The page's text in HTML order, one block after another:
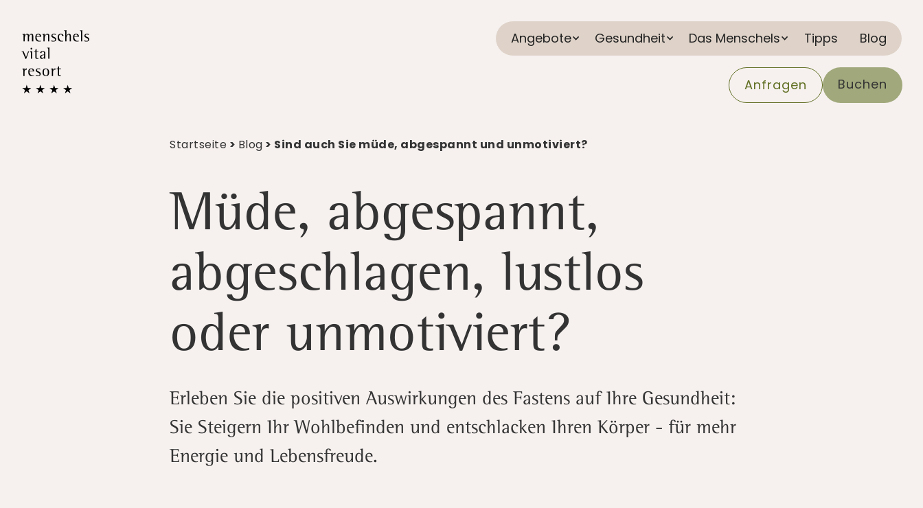
Angebote Gesundheit Das Menschels Tipps Blog
Anfragen Buchen
Startseite > Blog > Sind auch Sie müde, abgespannt und unmotiviert?
Müde, abgespannt,
abgeschlagen, lustlos
oder unmotiviert?
Erleben Sie die positiven Auswirkungen des Fastens auf Ihre Gesundheit:
Sie Steigern Ihr Wohlbefinden und entschlacken Ihren Körper - für mehr
Energie und Lebensfreude.